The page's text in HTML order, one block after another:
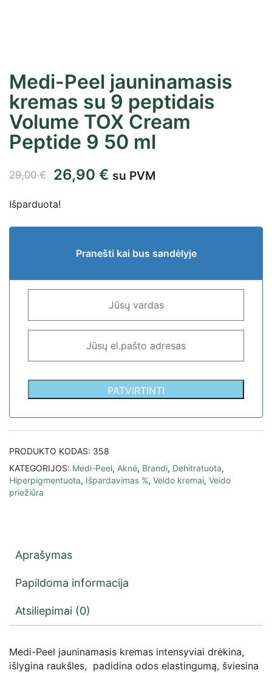
Medi-Peel jauninamasis
kremas su 9 peptidais
Volume TOX Cream
Peptide 9 50 ml
29,00€ 26,90 € su PVM
Išparduota!
Pranešti kai bus sandėlyje
PATVIRTINTI
PRODUKTO KODAS: 358
KATEGORIJOS: Medi-Peel, Aknė, Brandi, Dehitratuota,
Hiperpigmentuota, Išpardavimas %, Veido kremai, Veido
priežiūra
Aprašymas
Papildoma informacija
Atsiliepimai (0)
Medi-Peel jauninamasis kremas intensyviai drėkina,
išlygina raukšles, padidina odos elastingumą, šviesina